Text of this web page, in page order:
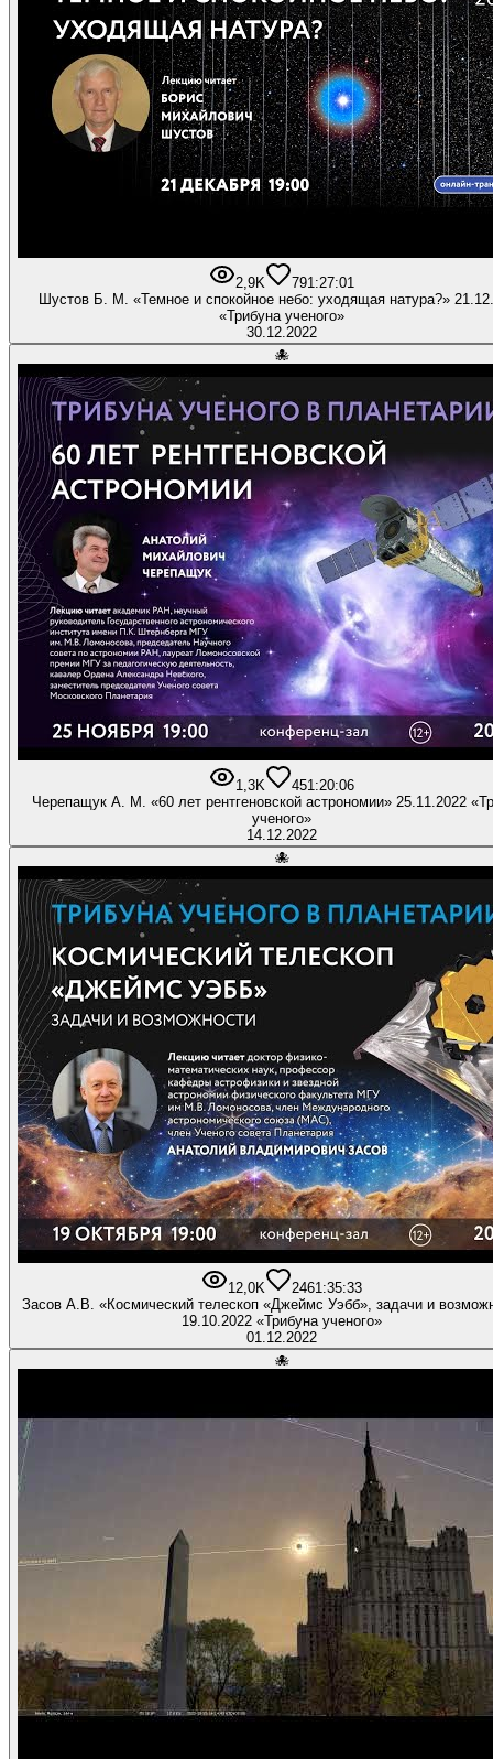
2,9K 791:27:01
Шустов Б. М. «Темное и спокойное небо: уходящая натура?»
«Трибуна ученого»
30.12.2022
🐙
1,3K 451:20:06
Черепащук А. М. «60 лет рентгеновской астрономии» 25.11.2022
ученого»
14.12.2022
🐙
12,0K 2461:35:33
Засов А.В. «Космический телескоп «Джеймс Уэбб», задачи и
19.10.2022 «Трибуна ученого»
01.12.2022
🐙